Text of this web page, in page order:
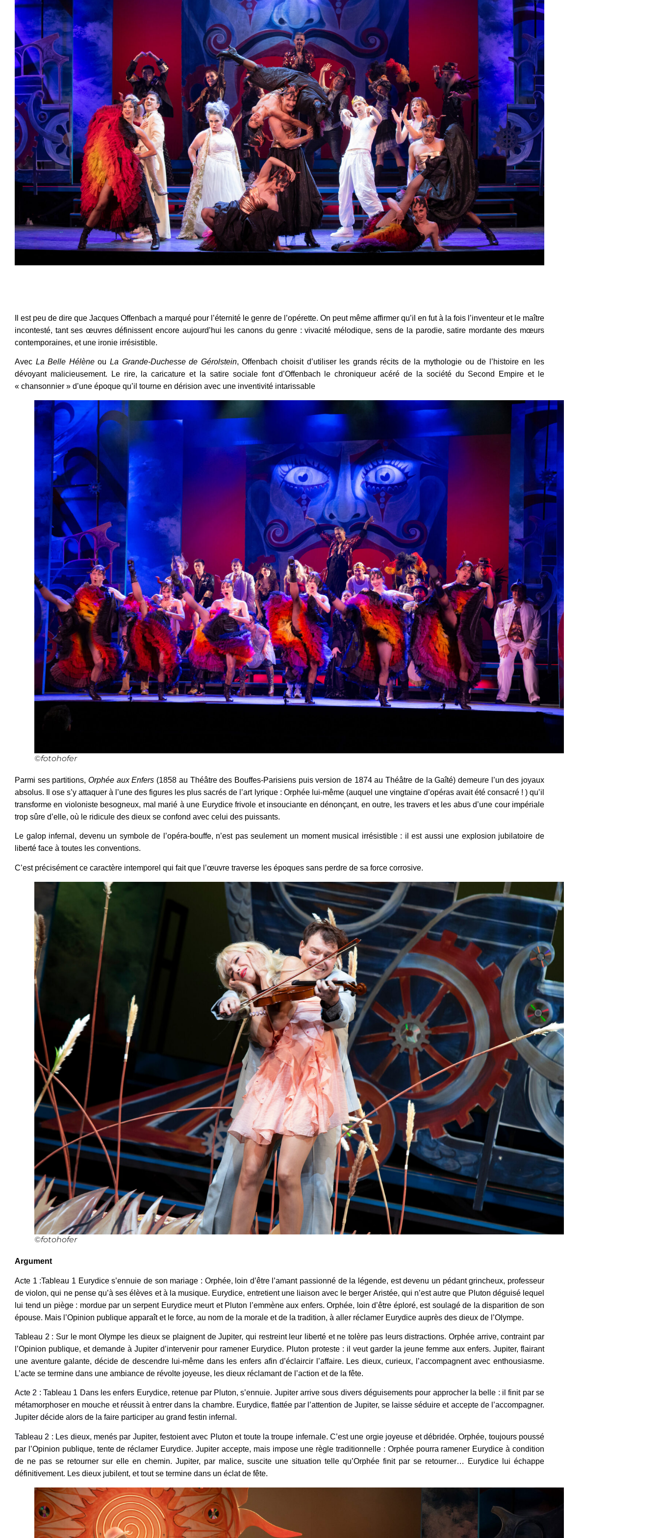
Il est peu de dire que Jacques Offenbach a marqué pour l’éternité le genre de l’opérette. On peut même affirmer qu’il en fut à la fois l’inventeur et le maître
incontesté, tant ses œuvres définissent encore aujourd’hui les canons du genre : vivacité mélodique, sens de la parodie, satire mordante des mœurs
contemporaines, et une ironie irrésistible.
Avec La Belle Hélèneou La Grande-Duchesse de Gérolstein, Offenbach choisit d’utiliser les grands récits de la mythologie ou de l’histoire en les
dévoyant malicieusement. Le rire, la caricature et la satire sociale font d’Offenbach le chroniqueur acéré de la société du Second Empire et le
« chansonnier » d’une époque qu’il tourne en dérision avec une inventivité intarissable
©fotohofer
Parmi ses partitions,Orphée aux Enfers (1858 au Théâtre des Bouffes-Parisiens puis version de 1874 au Théâtre de la Gaîté) demeure l’un des joyaux
absolus. Il ose s’y attaquer à l’une des figures les plus sacrés de l’art lyrique : Orphée lui-même (auquel une vingtaine d’opéras avait été consacré ! ) qu’il
transforme en violoniste besogneux, mal marié à une Eurydice frivole et insouciante en dénonçant, en outre, les travers et les abus d’une cour impériale
trop sûre d’elle, où le ridicule des dieux se confond avec celui des puissants.
Le galop infernal, devenu un symbole de l’opéra-bouffe, n’est pas seulement un moment musical irrésistible : il est aussi une explosion jubilatoire de
liberté face à toutes les conventions.
C’est précisément ce caractère intemporel qui fait que l’œuvre traverse les époques sans perdre de sa force corrosive.
©fotohofer
Argument
Acte 1 :Tableau 1 Eurydice s’ennuie de son mariage : Orphée, loin d’être l’amant passionné de la légende, est devenu un pédant grincheux, professeur
de violon, qui ne pense qu’à ses élèves et à la musique. Eurydice, entretient une liaison avec le berger Aristée, qui n’est autre que Pluton déguisé lequel
lui tend un piège : mordue par un serpent Eurydice meurt et Pluton l’emmène aux enfers. Orphée, loin d’être éploré, est soulagé de la disparition de son
épouse. Mais l’Opinion publique apparaît et le force, au nom de la morale et de la tradition, à aller réclamer Eurydice auprès des dieux de l’Olympe.
Tableau 2 : Sur le mont Olympe les dieux se plaignent de Jupiter, qui restreint leur liberté et ne tolère pas leurs distractions. Orphée arrive, contraint par
l’Opinion publique, et demande à Jupiter d’intervenir pour ramener Eurydice. Pluton proteste : il veut garder la jeune femme aux enfers. Jupiter, flairant
une aventure galante, décide de descendre lui-même dans les enfers afin d’éclaircir l’affaire. Les dieux, curieux, l’accompagnent avec enthousiasme.
L’acte se termine dans une ambiance de révolte joyeuse, les dieux réclamant de l’action et de la fête.
Acte 2 : Tableau 1 Dans les enfers Eurydice, retenue par Pluton, s’ennuie. Jupiter arrive sous divers déguisements pour approcher la belle : il finit par se
métamorphoser en mouche et réussit à entrer dans la chambre. Eurydice, flattée par l’attention de Jupiter, se laisse séduire et accepte de l’accompagner.
Jupiter décide alors de la faire participer au grand festin infernal.
Tableau 2 : Les dieux, menés par Jupiter, festoient avec Pluton et toute la troupe infernale. C’est une orgie joyeuse et débridée.Orphée, toujours poussé
par l’Opinion publique, tente de réclamer Eurydice. Jupiter accepte, mais impose une règle traditionnelle : Orphée pourra ramener Eurydice à condition
de ne pas se retourner sur elle en chemin. Jupiter, par malice, suscite une situation telle qu’Orphée finit par se retourner… Eurydice lui échappe
définitivement. Les dieux jubilent, et tout se termine dans un éclat de fête.